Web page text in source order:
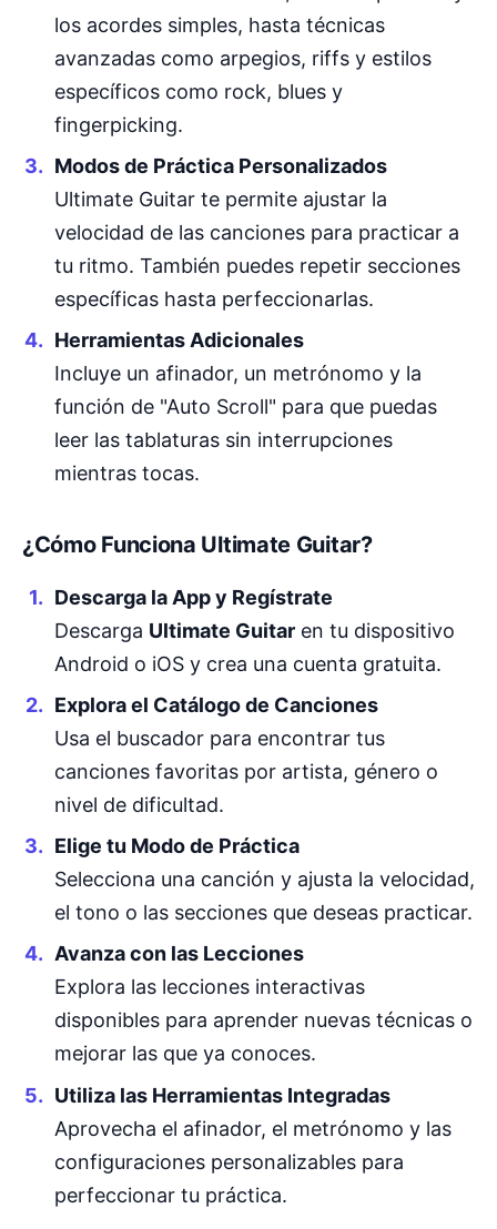
los acordes simples, hasta técnicas
avanzadas como arpegios, riffs y estilos
específicos como rock, blues y
fingerpicking.
Modos de Práctica Personalizados
Ultimate Guitar te permite ajustar la
velocidad de las canciones para practicar a
tu ritmo. También puedes repetir secciones
específicas hasta perfeccionarlas.
Herramientas Adicionales
Incluye un afinador, un metrónomo y la
función de "Auto Scroll" para que puedas
leer las tablaturas sin interrupciones
mientras tocas.
¿Cómo Funciona Ultimate Guitar?
Descarga la App y Regístrate
Descarga Ultimate Guitaren tu dispositivo
Android o iOS y crea una cuenta gratuita.
Explora el Catálogo de Canciones
Usa el buscador para encontrar tus
canciones favoritas por artista, género o
nivel de dificultad.
Elige tu Modo de Práctica
Selecciona una canción y ajusta la velocidad,
el tono o las secciones que deseas practicar.
Avanza con las Lecciones
Explora las lecciones interactivas
disponibles para aprender nuevas técnicas o
mejorar las que ya conoces.
Utiliza las Herramientas Integradas
Aprovecha el afinador, el metrónomo y las
configuraciones personalizables para
perfeccionar tu práctica.